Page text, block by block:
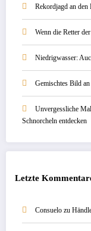
Rekordjagd an
Wenn die Retter
Niedrigwasser:
Gemischtes Bild
Unvergessliche
Schnorcheln entdecken
Letzte
Consuelo zu